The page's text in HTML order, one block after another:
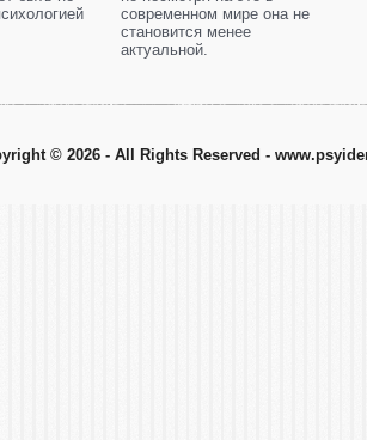
современном мире она не
становится менее
актуальной.
© 2026 - All Rights Reserved -